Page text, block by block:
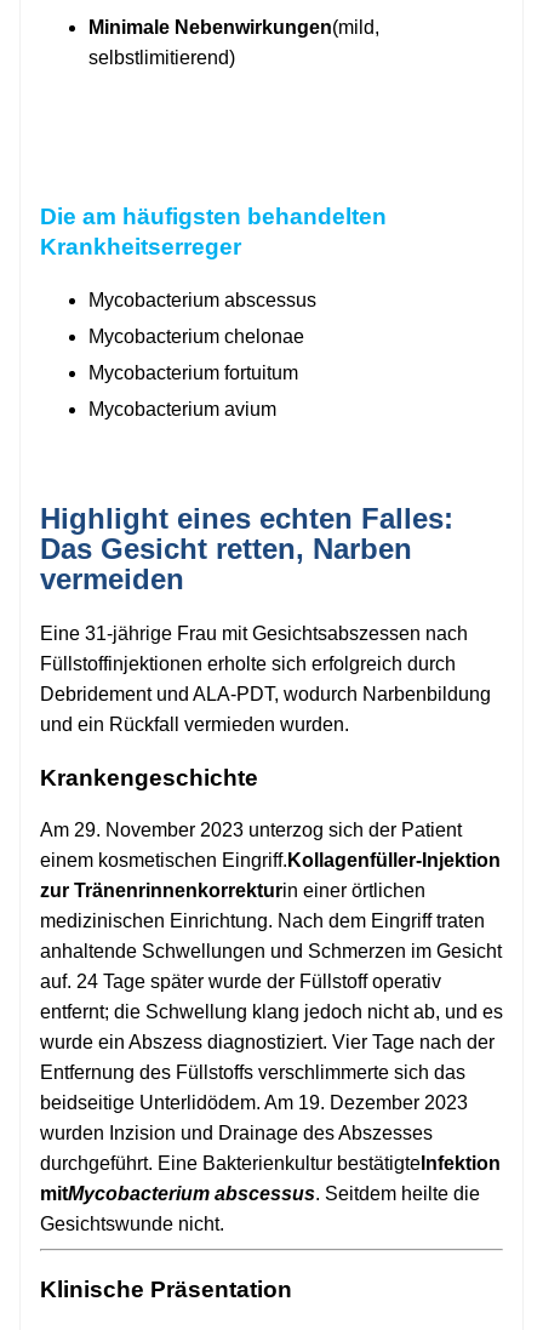
Minimale Nebenwirkungen(mild,
selbstlimitierend)
Die am häufigsten behandelten
Krankheitserreger
Mycobacterium abscessus
Mycobacterium chelonae
Mycobacterium fortuitum
Mycobacterium avium
Highlight eines echten Falles:
Das Gesicht retten, Narben
vermeiden
Eine 31-jährige Frau mit Gesichtsabszessen nach
Füllstoffinjektionen erholte sich erfolgreich durch
Debridement und ALA-PDT, wodurch Narbenbildung
und ein Rückfall vermieden wurden.
Krankengeschichte
Am 29. November 2023 unterzog sich der Patient
einem kosmetischen Eingriff. Kollagenfüller-Injektion
zur Tränenrinnenkorrekturin einer örtlichen
medizinischen Einrichtung. Nach dem Eingriff traten
anhaltende Schwellungen und Schmerzen im Gesicht
auf. 24 Tage später wurde der Füllstoff operativ
entfernt; die Schwellung klang jedoch nicht ab, und es
wurde ein Abszess diagnostiziert. Vier Tage nach der
Entfernung des Füllstoffs verschlimmerte sich das
beidseitige Unterlidödem. Am 19. Dezember 2023
wurden Inzision und Drainage des Abszesses
durchgeführt. Eine Bakterienkultur bestätigte Infektion
mitMycobacterium abscessus. Seitdem heilte die
Gesichtswunde nicht.
Klinische Präsentation